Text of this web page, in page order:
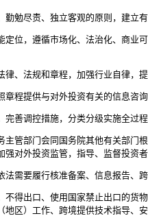
勉尽责、独立客观的原则，建立
位，遵循市场化、法治化、商业
、法规和章程，加强行业自律，
程提供与对外投资有关的信息咨
善调控措施，分类分级实施全过
管部门会同国务院其他有关部门
对外投资监管，指导、监督投资者
需要履行核准备案、信息报告、
得出口、使用国家禁止出口的货
地区）工作、跨境提供技术指导